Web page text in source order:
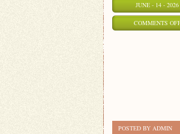
JUNE - 14 - 2026
COMMENTS
POSTED BY ADMIN